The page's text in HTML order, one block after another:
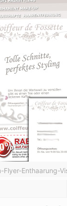
Flyer-Enthaarung-